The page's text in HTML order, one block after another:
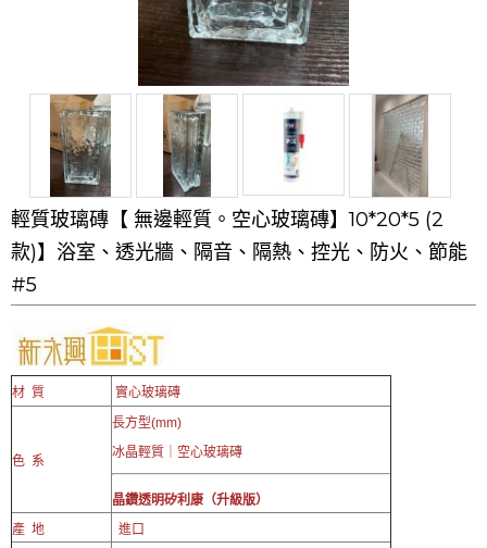
輕質玻璃磚【 無邊輕質。空心玻璃磚】10*20*5 (2
款)】浴室、透光牆、隔音、隔熱、控光、防火、節能
#5
材 質 實心玻璃磚
色 系
長方型(mm)
冰晶輕質｜空心玻璃磚
晶鑽透明矽利康（升級版）
產 地
進口